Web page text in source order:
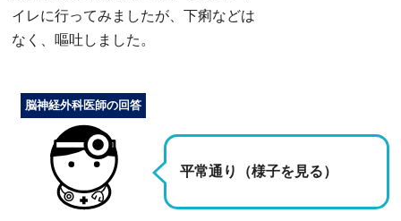
イレに行ってみましたが、下痢などは
なく、嘔吐しました。
平常通り（様子を見る）
脳神経外科医師の回答